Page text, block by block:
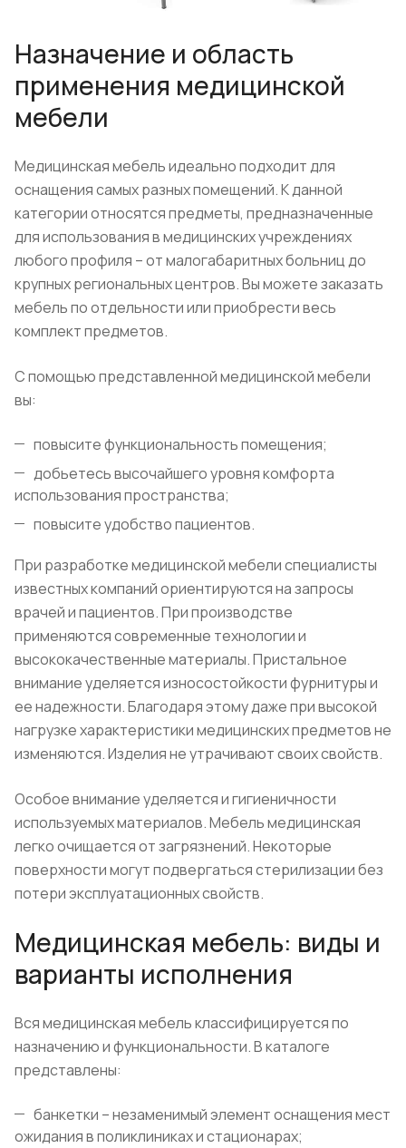
Назначение и область
применения медицинской
мебели
Медицинская мебель идеально подходит для
оснащения самых разных помещений. К данной
категории относятся предметы, предназначенные
для использования в медицинских учреждениях
любого профиля – от малогабаритных больниц до
крупных региональных центров. Вы можете заказать
мебель по отдельности или приобрести весь
комплект предметов.
С помощью представленной медицинской мебели
вы:
повысите функциональность помещения;
добьетесь высочайшего уровня комфорта
использования пространства;
повысите удобство пациентов.
При разработке медицинской мебели специалисты
известных компаний ориентируются на запросы
врачей и пациентов. При производстве
применяются современные технологии и
высококачественные материалы. Пристальное
внимание уделяется износостойкости фурнитуры и
ее надежности. Благодаря этому даже при высокой
нагрузке характеристики медицинских предметов не
изменяются. Изделия не утрачивают своих свойств.
Особое внимание уделяется и гигиеничности
используемых материалов. Мебель медицинская
легко очищается от загрязнений. Некоторые
поверхности могут подвергаться стерилизации без
потери эксплуатационных свойств.
Медицинская мебель: виды и
варианты исполнения
Вся медицинская мебель классифицируется по
назначению и функциональности. В каталоге
представлены:
банкетки – незаменимый элемент оснащения мест
ожидания в поликлиниках и стационарах;